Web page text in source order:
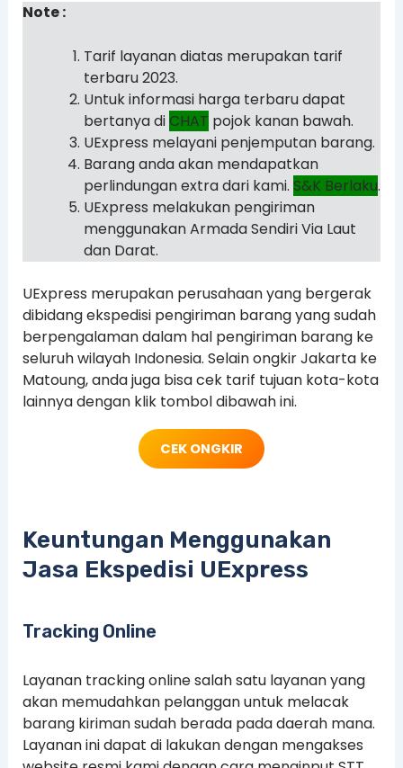
Note :
Tarif layanan diatas merupakan tarif
terbaru 2023.
Untuk informasi harga terbaru dapat
bertanya diCHAT pojok kanan bawah.
UExpress melayani penjemputan barang.
Barang anda akan mendapatkan
perlindungan extra dari kami. S&K Berlaku.
UExpress melakukan pengiriman
menggunakan Armada Sendiri Via Laut
dan Darat.
UExpress merupakan perusahaan yang bergerak
dibidang ekspedisi pengiriman barang yang sudah
berpengalaman dalam hal pengiriman barang ke
seluruh wilayah Indonesia. Selain ongkir Jakarta ke
Matoung, anda juga bisa cek tarif tujuan kota-kota
lainnya dengan klik tombol dibawah ini.
CEK ONGKIR
Keuntungan Menggunakan
Jasa Ekspedisi UExpress
Tracking Online
Layanan tracking online salah satu layanan yang
akan memudahkan pelanggan untuk melacak
barang kiriman sudah berada pada daerah mana.
Layanan ini dapat di lakukan dengan mengakses